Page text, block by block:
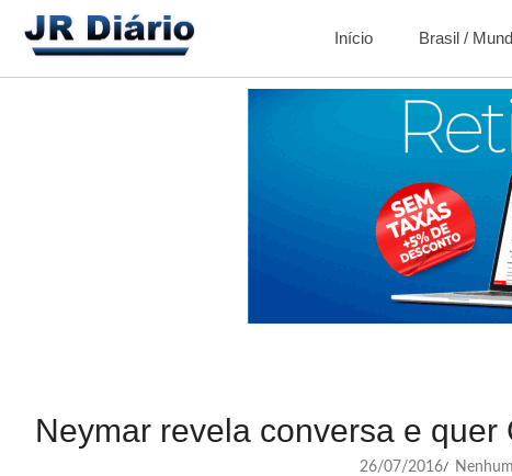
Início Brasil /
Neymar revela conversa e
26/07/2016/